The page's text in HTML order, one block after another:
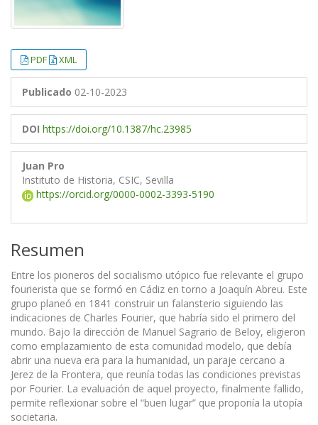
PDF XML
Publicado 02-10-2023
DOI https://doi.org/10.1387/hc.23985
Juan Pro
Instituto de Historia, CSIC, Sevilla
https://orcid.org/0000-0002-3393-5190
Resumen
Entre los pioneros del socialismo utópico fue relevante el grupo
fourierista que se formó en Cádiz en torno a Joaquín Abreu. Este
grupo planeó en 1841 construir un falansterio siguiendo las
indicaciones de Charles Fourier, que habría sido el primero del
mundo. Bajo la dirección de Manuel Sagrario de Beloy, eligieron
como emplazamiento de esta comunidad modelo, que debía
abrir una nueva era para la humanidad, un paraje cercano a
Jerez de la Frontera, que reunía todas las condiciones previstas
por Fourier. La evaluación de aquel proyecto, finalmente fallido,
permite reflexionar sobre el “buen lugar” que proponía la utopía
societaria.